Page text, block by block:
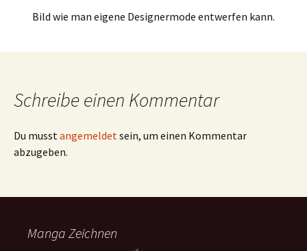
Bild wie man eigene Designermode entwerfen kann.
Schreibe einen Kommentar
Du musst angemeldet sein, um einen Kommentar
abzugeben.
Manga Zeichnen